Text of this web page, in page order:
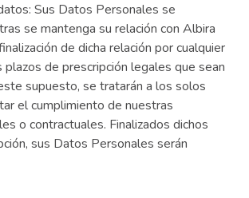
Sus Datos Personales se
se mantenga su relación con Albira
de dicha relación por cualquier
plazos de prescripción legales que sean
supuesto, se tratarán a los solos
el cumplimiento de nuestras
o contractuales. Finalizados dichos
sus Datos Personales serán